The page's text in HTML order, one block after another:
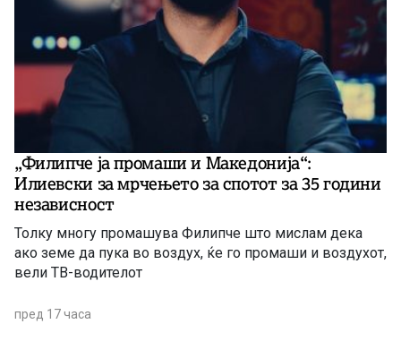
„Филипче ја промаши и Македонија“:
Илиевски за мрчењето за спотот за 35 години
независност
Толку многу промашува Филипче што мислам дека
ако земе да пука во воздух, ќе го промаши и воздухот,
вели ТВ-водителот
пред 17 часа